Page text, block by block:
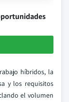
híbridos, la
y los requisitos
el volumen